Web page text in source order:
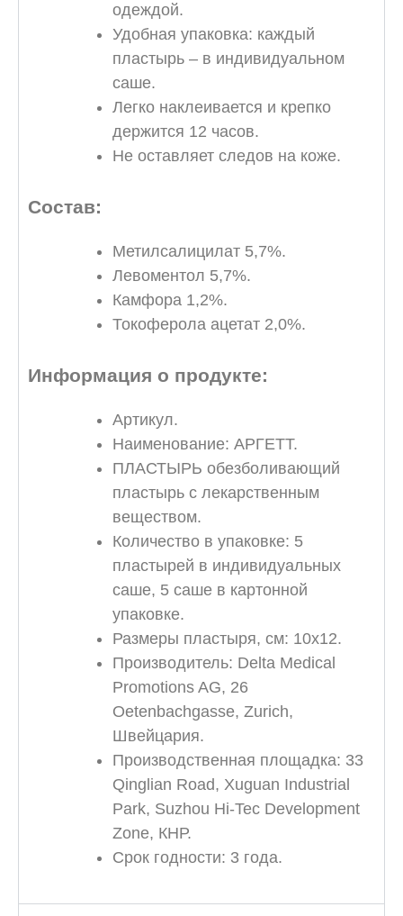
одеждой.
Удобная упаковка: каждый
пластырь – в индивидуальном
саше.
Легко наклеивается и крепко
держится 12 часов.
Не оставляет следов на коже.
Состав:
Метилсалицилат 5,7%.
Левоментол 5,7%.
Камфора 1,2%.
Токоферола ацетат 2,0%.
Информация о продукте:
Артикул.
Наименование: АРГЕТТ.
ПЛАСТЫРЬ обезболивающий
пластырь с лекарственным
веществом.
Количество в упаковке: 5
пластырей в индивидуальных
саше, 5 саше в картонной
упаковке.
Размеры пластыря, см: 10х12.
Производитель: Delta Medical
Promotions AG, 26
Oetenbachgasse, Zurich,
Швейцария.
Производственная площадка: 33
Qinglian Road, Xuguan Industrial
Park, Suzhou Hi-Tec Development
Zone, КНР.
Срок годности: 3 года.